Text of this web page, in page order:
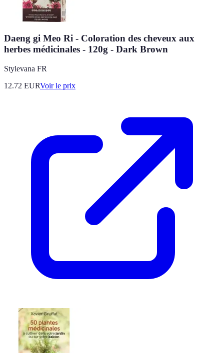
Daeng gi Meo Ri - Coloration des cheveux aux
herbes médicinales - 120g - Dark Brown
Stylevana FR
12.72 EURVoir le prix